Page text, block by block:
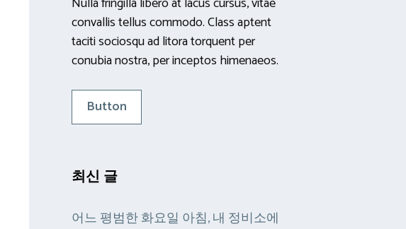
convallis tellus commodo. Class aptent
taciti sociosqu ad litora torquent per
conubia nostra, per inceptos himenaeos.
Button
최신 글
어느 평범한 화요일 아침, 내 정비소에